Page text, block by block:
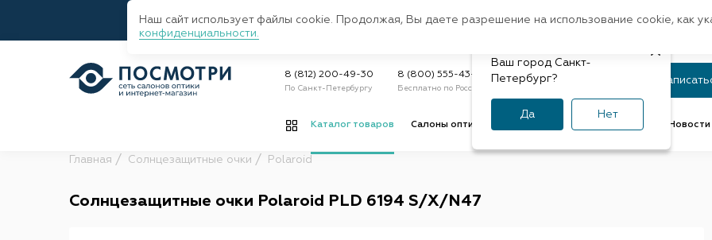
Регион:Санкт-Петербург Быстрая
8 (812) 200-49-30
По Санкт-Петербургу
8 (800) 555-43-47
Бесплатно по России
Статус заказа
Каталог товаров Салоны оптики Новости
Главная Солнцезащитные очки Polaroid
Солнцезащитные очки Polaroid PLD 6194 S/X/N47
Ваш город Санкт-
Петербург?
Да Нет
Наш сайт использует файлы cookie. Продолжая, Вы даете разрешение на использование cookie, как
конфиденциальности.